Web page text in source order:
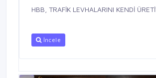
HBB, TRAFİK LEVHALARINI KENDİ
İncele